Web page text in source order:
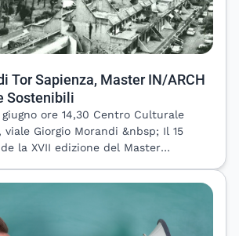
Tor Sapienza, Master IN/ARCH
Sostenibili
giugno ore 14,30 Centro Culturale
viale Giorgio Morandi &nbsp; Il 15
la XVII edizione del Master
il Master ha dedicato al quartiere
(Roma). Fin dalla sua prima
Master ha scelto di dedicare il
al tema del recupero